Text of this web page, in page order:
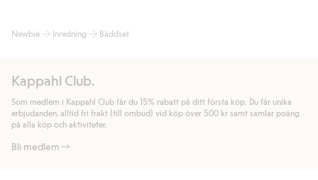
automatik efter du loggat in och identifierats som medlem.
handlar för.
Läs mer
bland annat faktura och swish men även andra betalningssätt.
allmänna villkor.
Läs mer
Newbie Inredning Bäddset
Kappahl Club.
Som medlem i Kappahl Club får du 15% rabatt på ditt första köp. Du får unika
erbjudanden, alltid fri frakt (till ombud) vid köp över 500 kr samt samlar poäng
på alla köp och aktiviteter.
Bli medlem